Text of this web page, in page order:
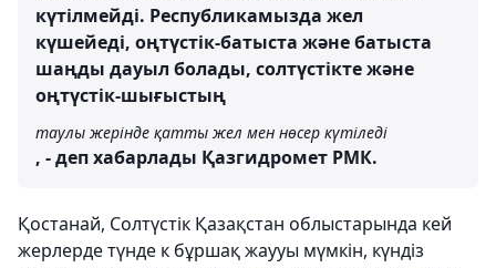
күтілмейді. Республикамызда жел
күшейеді, оңтүстік-батыста және батыста
шаңды дауыл болады, солтүстікте және
оңтүстік-шығыстың
таулы жерінде қатты жел мен нөсер күтіледі
, - деп хабарлады Қазгидромет РМК.
Қостанай, Солтүстік Қазақстан облыстарында кей
жерлерде түнде к бұршақ жаууы мүмкін, күндіз